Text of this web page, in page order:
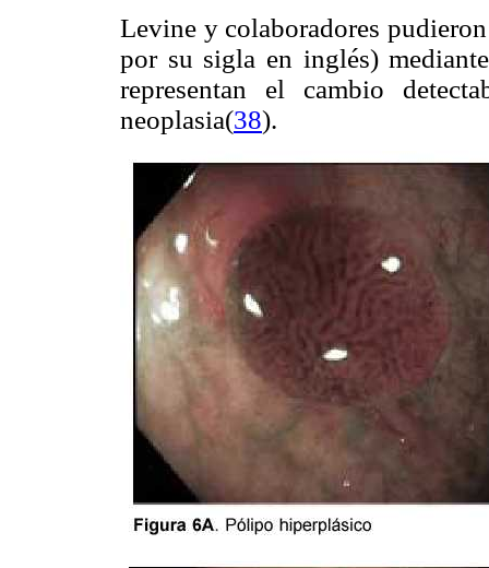
Levine y colaboradores
por su sigla en inglés)
representan el cambio
neoplasia(38).